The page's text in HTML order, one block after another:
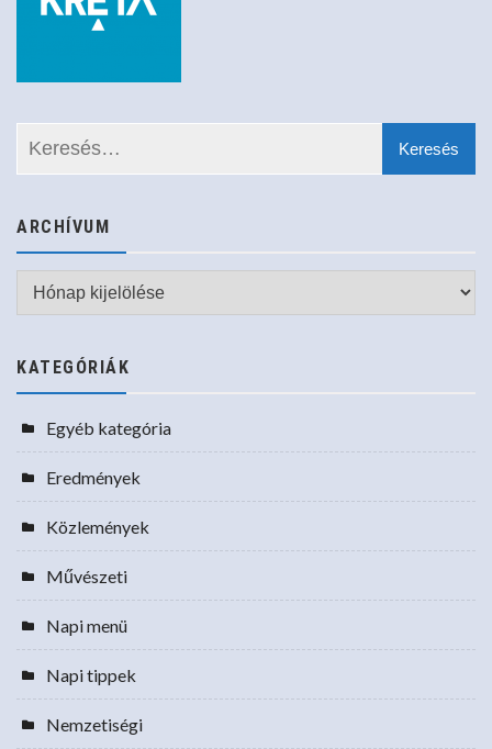
ARCHÍVUM
Archívum
KATEGÓRIÁK
Egyéb kategória
Eredmények
Közlemények
Művészeti
Napi menü
Napi tippek
Nemzetiségi